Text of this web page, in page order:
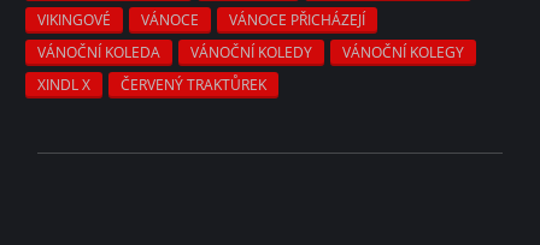
VIKINGOVÉ
VÁNOCE
VÁNOCE PŘICHÁZEJÍ
VÁNOČNÍ KOLEDA
VÁNOČNÍ KOLEDY
VÁNOČNÍ KOLEGY
XINDL X
ČERVENÝ TRAKTŮREK